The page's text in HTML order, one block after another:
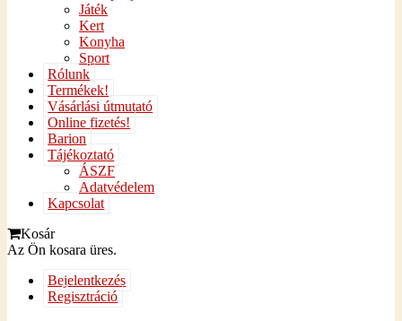
Játék
Kert
Konyha
Sport
Rólunk
Termékek!
Vásárlási útmutató
Online fizetés!
Barion
Tájékoztató
ÁSZF
Adatvédelem
Kapcsolat
Kosár
Az Ön kosara üres.
Bejelentkezés
Regisztráció